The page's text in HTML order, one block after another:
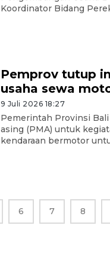
Koordinator Bidang
Pemprov tutup
usaha sewa
9 Juli 2026 18:27
Pemerintah Provinsi
asing (PMA) untuk
kendaraan bermotor
6 7 8
27 Juli